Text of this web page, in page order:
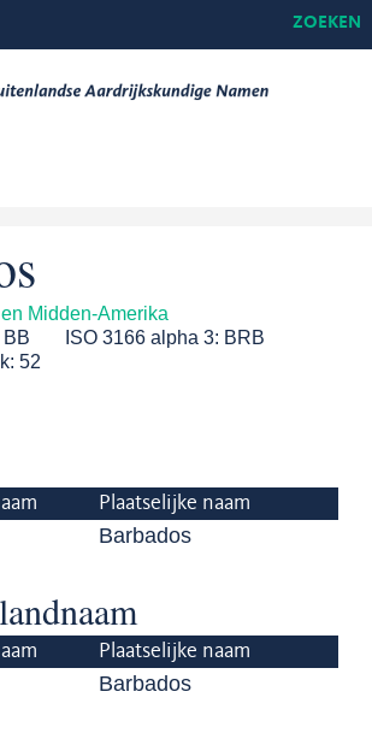
ZOEKEN
Midden-Amerika
BB ISO 3166 alpha 3: BRB
52
Plaatselijke naam
Barbados
Plaatselijke naam
Barbados